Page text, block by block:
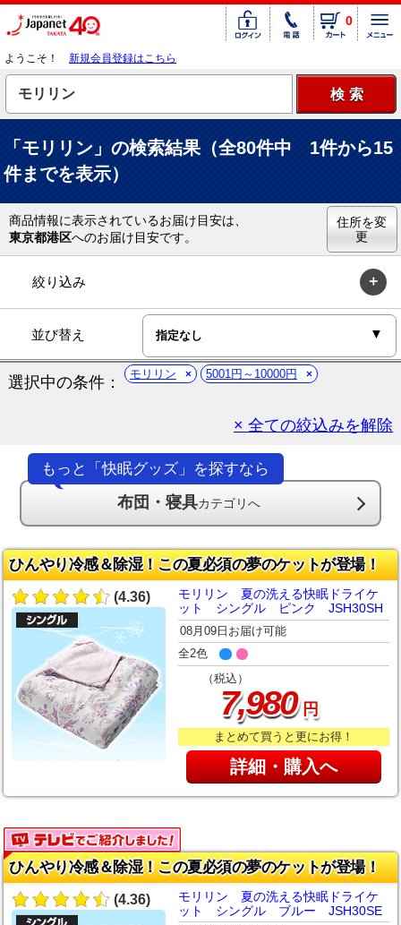
0
ようこそ！ 新規会員登録はこちら
「モリリン」の検索結果（全80件中 1件から15
件までを表示）
商品情報に表示されているお届け目安は、
東京都港区へのお届け目安です。
住所を変
更
絞り込み
並び替え
選択中の条件： モリリン 5001円～10000円
× 全ての絞込みを解除
もっと「快眠グッズ」を探すなら
布団・寝具カテゴリへ
ひんやり冷感＆除湿！この夏必須の夢のケットが登場！
(4.36)
モリリン 夏の洗える快眠ドライケ
ット シングル ピンク JSH30SH
08月09日お届け可能
全2色
（税込）
7,980円
まとめて買うと更にお得！
詳細・購入へ
ひんやり冷感＆除湿！この夏必須の夢のケットが登場！
(4.36)
モリリン 夏の洗える快眠ドライケ
ット シングル ブルー JSH30SE